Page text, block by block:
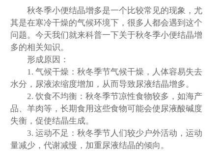
秋冬季小便结晶增多是一个比较常见的现象，尤
其是在寒冷干燥的气候环境下，很多人都会遇到这个
问题。今天我们就来科普一下关于秋冬季小便结晶增
多的相关知识。
形成原因：
1. 气候干燥：秋冬季节气候干燥，人体容易失去
水分，尿液浓缩度增加，从而导致尿液结晶增多。
2. 饮食不均衡：秋冬季节凉性食物较多，如海产
品、羊肉等，长期食用这些食物可能会使尿液酸碱度
失衡，促使结晶生成。
3. 运动不足：秋冬季节人们较少户外活动，运动
量减少，代谢减慢，加重尿液结晶的倾向。